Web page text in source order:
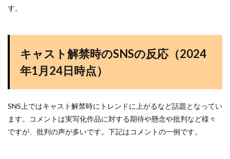
す。
キャスト解禁時のSNSの反応（2024
年1月24日時点）
SNS上ではキャスト解禁時にトレンドに上がるなど話題となってい
ます。コメントは実写化作品に対する期待や懸念や批判など様々
ですが、批判の声が多いです。下記はコメントの一例です。